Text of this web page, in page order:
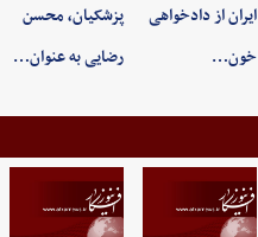
ایران از دادخواهی
خون…
پزشکیان، محسن
رضایی به عنوان…